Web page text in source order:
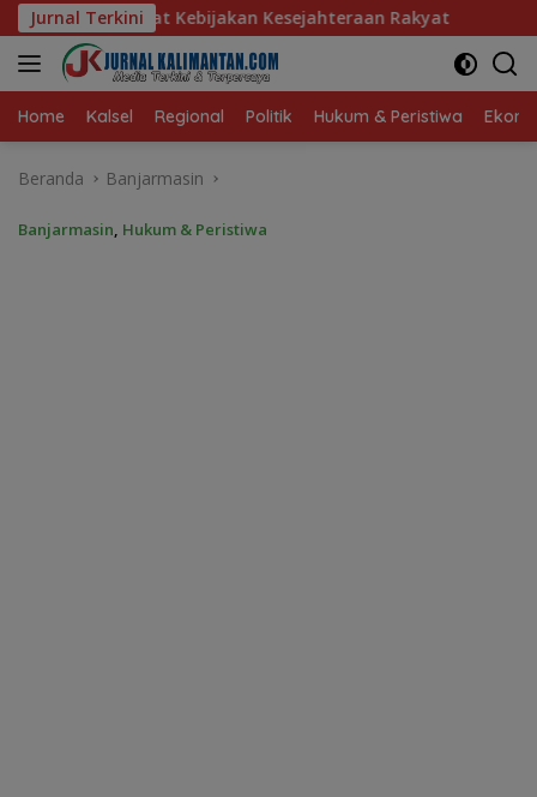
Langsung
ke
konten
Jurnal Terkini
Kesejahteraan Rakyat Baru 10 Persen, Aktivasi IKD
Home Kalsel Regional Politik Hukum & Peristiwa
Beranda Banjarmasin
Banjarmasin, Hukum & Peristiwa